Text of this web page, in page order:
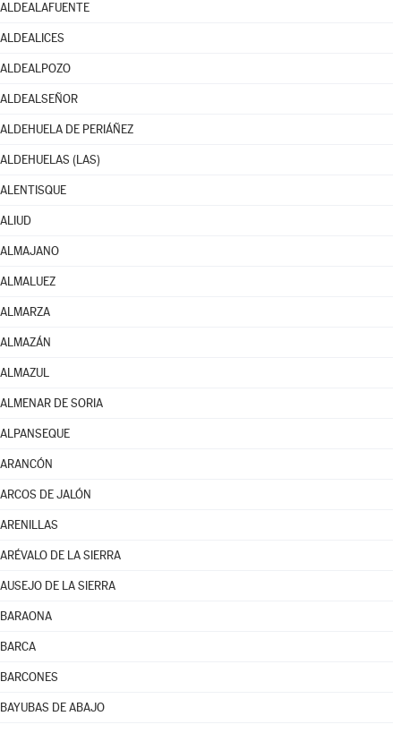
ALDEALAFUENTE
ALDEALICES
ALDEALPOZO
ALDEALSEÑOR
ALDEHUELA DE PERIÁÑEZ
ALDEHUELAS (LAS)
ALENTISQUE
ALIUD
ALMAJANO
ALMALUEZ
ALMARZA
ALMAZÁN
ALMAZUL
ALMENAR DE SORIA
ALPANSEQUE
ARANCÓN
ARCOS DE JALÓN
ARENILLAS
ARÉVALO DE LA SIERRA
AUSEJO DE LA SIERRA
BARAONA
BARCA
BARCONES
BAYUBAS DE ABAJO